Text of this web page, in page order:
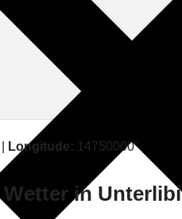
Longitude: 14750000°
Wetter in